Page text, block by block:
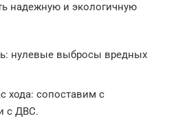
надежную и экологичную
нулевые выбросы вредных
хода: сопоставим с
с ДВС.